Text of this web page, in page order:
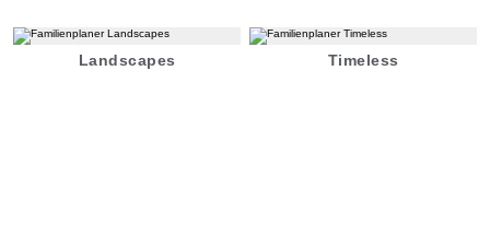
Landscapes Timeless